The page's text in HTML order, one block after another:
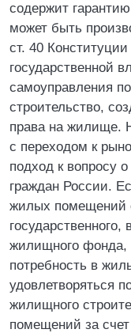
содержит
может быть
ст. 40
государственной
самоуправления
строительство,
права на жилище.
с переходом к
подход к вопросу
граждан России.
жилых помещений
жилищного фонда,
потребность в
удовлетворяться
жилищного
помещений за